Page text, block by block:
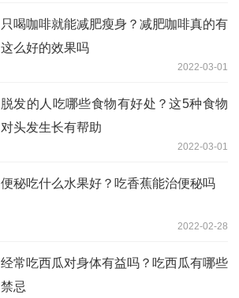
只喝咖啡就能减肥瘦身？减肥咖啡真的有
这么好的效果吗
2022-03-01
脱发的人吃哪些食物有好处？这5种食物
对头发生长有帮助
2022-03-01
便秘吃什么水果好？吃香蕉能治便秘吗
2022-02-28
经常吃西瓜对身体有益吗？吃西瓜有哪些
禁忌